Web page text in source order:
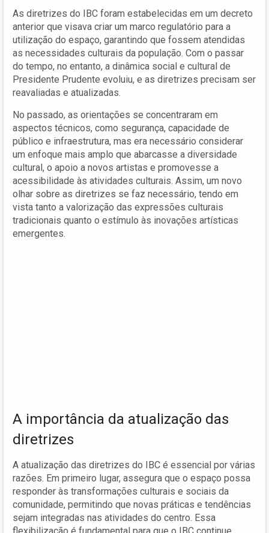
As diretrizes do IBC foram estabelecidas em um decreto
anterior que visava criar um marco regulatório para a
utilização do espaço, garantindo que fossem atendidas
as necessidades culturais da população. Com o passar
do tempo, no entanto, a dinâmica social e cultural de
Presidente Prudente evoluiu, e as diretrizes precisam ser
reavaliadas e atualizadas.
No passado, as orientações se concentraram em
aspectos técnicos, como segurança, capacidade de
público e infraestrutura, mas era necessário considerar
um enfoque mais amplo que abarcasse a diversidade
cultural, o apoio a novos artistas e promovesse a
acessibilidade às atividades culturais. Assim, um novo
olhar sobre as diretrizes se faz necessário, tendo em
vista tanto a valorização das expressões culturais
tradicionais quanto o estímulo às inovações artísticas
emergentes.
A importância da atualização das
diretrizes
A atualização das diretrizes do IBC é essencial por várias
razões. Em primeiro lugar, assegura que o espaço possa
responder às transformações culturais e sociais da
comunidade, permitindo que novas práticas e tendências
sejam integradas nas atividades do centro. Essa
flexibilização é fundamental para que o IBC continue